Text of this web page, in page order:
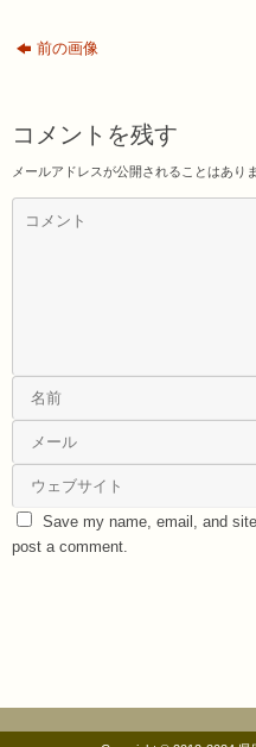
前の画像
コメントを残す
メールアドレスが公開されることはあり
Save my name, email, and
post a comment.